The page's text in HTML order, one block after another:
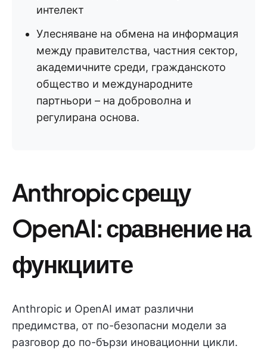
интелект
Улесняване на обмена на информация
между правителства, частния сектор,
академичните среди, гражданското
общество и международните
партньори – на доброволна и
регулирана основа.
Anthropic срещу
OpenAI: сравнение на
функциите
Anthropic и OpenAI имат различни
предимства, от по-безопасни модели за
разговор до по-бързи иновационни цикли.